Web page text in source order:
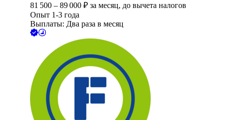
81 500 – 89 000 ₽ за месяц, до вычета налогов
Опыт 1-3 года
Выплаты: Два раза в месяц